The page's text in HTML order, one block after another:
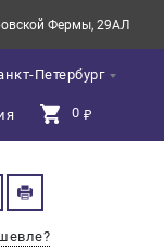
Фермы, 29АЛ
Петербург
0 ₽